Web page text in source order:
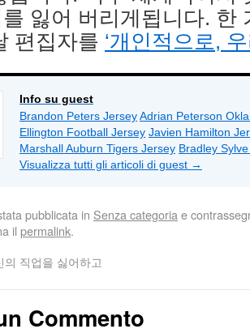
잃어 버리게됩니다. 한
편집자를 ‘개인적으로,
Info su guest
Brandon Peters JerseyAdrian Peterson
Ellington Football Jersey Javien Hamilton
Marshall Auburn Tigers Jersey Bradley
Visualizza tutti gli articoli di guest →
pubblicata in Senza categoria e
il permalink.
직업을 싫어하고
Commento